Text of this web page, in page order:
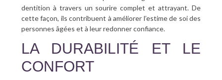
dentition à travers un sourire complet et attrayant. De
cette façon, ils contribuent à améliorer l’estime de soi des
personnes âgées et à leur redonner confiance.
LA DURABILITÉ ET LE
CONFORT